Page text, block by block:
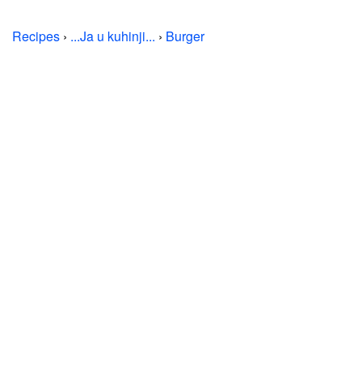
Recipes › ...Ja u kuhinji... › Burger